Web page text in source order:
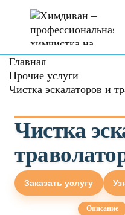
Главная
Прочие услуги
Чистка эскалаторов и
Чистка
Заказать услугу
Описание